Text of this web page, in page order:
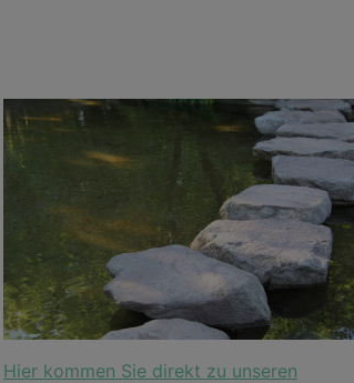
Hier kommen Sie direkt zu unseren